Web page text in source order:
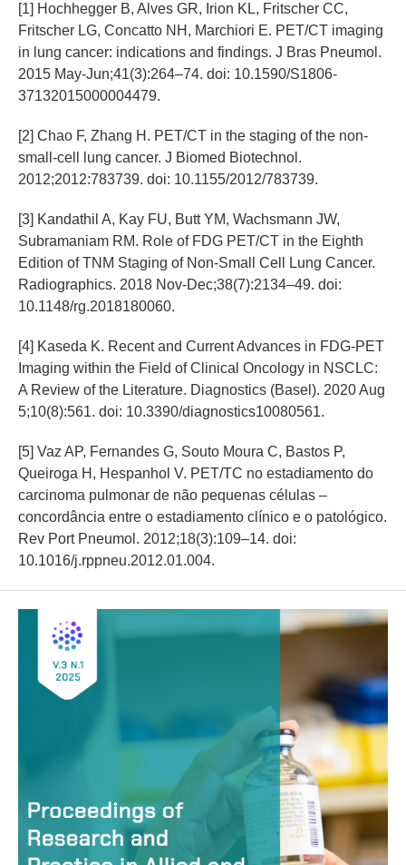
[1] Hochhegger B, Alves GR, Irion KL, Fritscher CC,
Fritscher LG, Concatto NH, Marchiori E. PET/CT imaging
in lung cancer: indications and findings. J Bras Pneumol.
2015 May-Jun;41(3):264–74. doi: 10.1590/S1806-
37132015000004479.
[2] Chao F, Zhang H. PET/CT in the staging of the non-
small-cell lung cancer. J Biomed Biotechnol.
2012;2012:783739. doi: 10.1155/2012/783739.
[3] Kandathil A, Kay FU, Butt YM, Wachsmann JW,
Subramaniam RM. Role of FDG PET/CT in the Eighth
Edition of TNM Staging of Non-Small Cell Lung Cancer.
Radiographics. 2018 Nov-Dec;38(7):2134–49. doi:
10.1148/rg.2018180060.
[4] Kaseda K. Recent and Current Advances in FDG-PET
Imaging within the Field of Clinical Oncology in NSCLC:
A Review of the Literature. Diagnostics (Basel). 2020 Aug
5;10(8):561. doi: 10.3390/diagnostics10080561.
[5] Vaz AP, Fernandes G, Souto Moura C, Bastos P,
Queiroga H, Hespanhol V. PET/TC no estadiamento do
carcinoma pulmonar de não pequenas células –
concordância entre o estadiamento clínico e o patológico.
Rev Port Pneumol. 2012;18(3):109–14. doi:
10.1016/j.rppneu.2012.01.004.